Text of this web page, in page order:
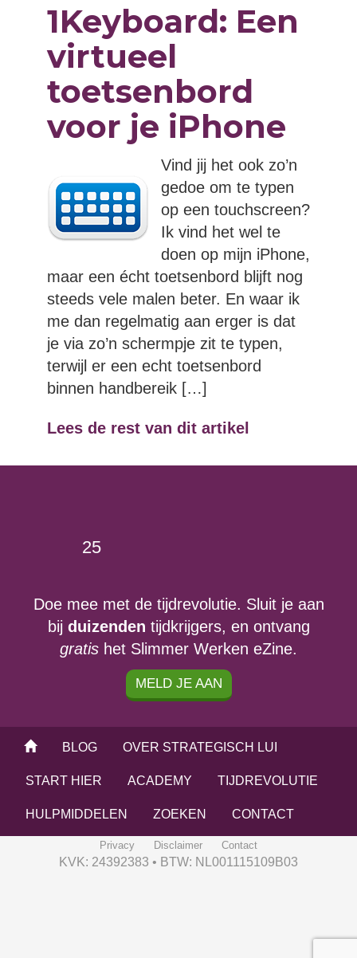
1Keyboard: Een
virtueel
toetsenbord
voor je iPhone
Vind jij het ook zo’n
gedoe om te typen
op een touchscreen?
Ik vind het wel te
doen op mijn iPhone,
maar een écht toetsenbord blijft nog
steeds vele malen beter. En waar ik
me dan regelmatig aan erger is dat
je via zo’n schermpje zit te typen,
terwijl er een echt toetsenbord
binnen handbereik […]
Lees de rest van dit artikel
25
Doe mee met de tijdrevolutie. Sluit je aan
bij duizenden tijdkrijgers, en ontvang
gratis het Slimmer Werken eZine.
MELD JE AAN
BLOG OVER STRATEGISCH LUI
START HIER ACADEMY TIJDREVOLUTIE
HULPMIDDELEN ZOEKEN CONTACT
Privacy Disclaimer Contact
KVK: 24392383 • BTW: NL001115109B03